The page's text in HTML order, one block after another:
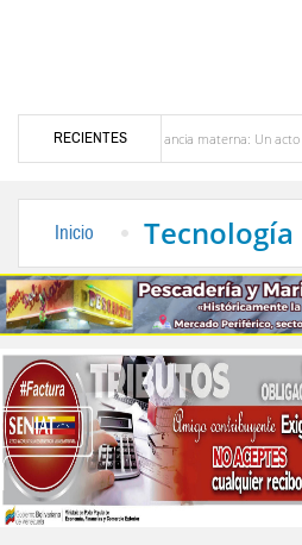
RECIENTES
la lactancia materna: Un acto de amor y vida
Inicio Tecnología